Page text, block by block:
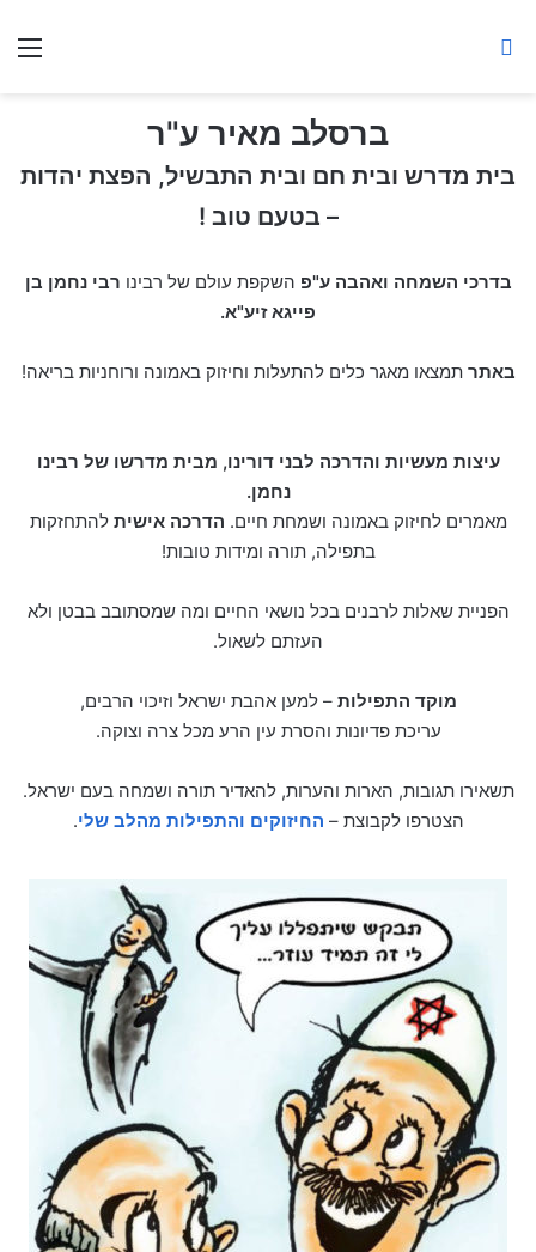
ברסלב מאיר ע"ר
בית מדרש ובית חם ובית התבשיל, הפצת יהדות
– בטעם טוב !
בדרכי השמחה ואהבה ע"פ השקפת עולם של רבינו רבי נחמן בן
פייגא זיע"א.
באתר תמצאו מאגר כלים להתעלות וחיזוק באמונה ורוחניות בריאה!
עיצות מעשיות והדרכה לבני דורינו, מבית מדרשו של רבינו
נחמן.
מאמרים לחיזוק באמונה ושמחת חיים. הדרכה אישית להתחזקות
בתפילה, תורה ומידות טובות!
הפניית שאלות לרבנים בכל נושאי החיים ומה שמסתובב בבטן ולא
העזתם לשאול.
מוקד התפילות – למען אהבת ישראל וזיכוי הרבים,
עריכת פדיונות והסרת עין הרע מכל צרה וצוקה.
תשאירו תגובות, הארות והערות, להאדיר תורה ושמחה בעם ישראל.
הצטרפו לקבוצת – החיזוקים והתפילות מהלב שלי.